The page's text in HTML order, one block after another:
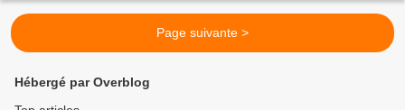
Page suivante >
Hébergé par Overblog